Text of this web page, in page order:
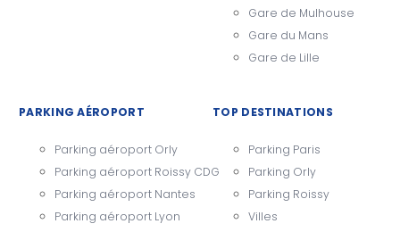
Gare de Mulhouse
Gare du Mans
Gare de Lille
PARKING AÉROPORT
Parking aéroport Orly
Parking aéroport Roissy CDG
Parking aéroport Nantes
Parking aéroport Lyon
TOP DESTINATIONS
Parking Paris
Parking Orly
Parking Roissy
Villes